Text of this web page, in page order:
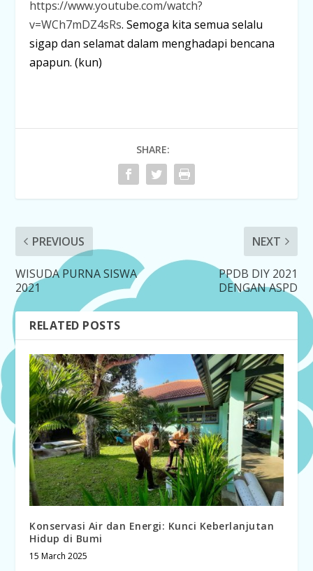
https://www.youtube.com/watch?
v=WCh7mDZ4sRs. Semoga kita semua selalu
sigap dan selamat dalam menghadapi bencana
apapun. (kun)
SHARE:
PREVIOUS
WISUDA PURNA SISWA
2021
NEXT
PPDB DIY 2021
DENGAN ASPD
RELATED POSTS
Konservasi Air dan Energi: Kunci Keberlanjutan
Hidup di Bumi
15 March 2025